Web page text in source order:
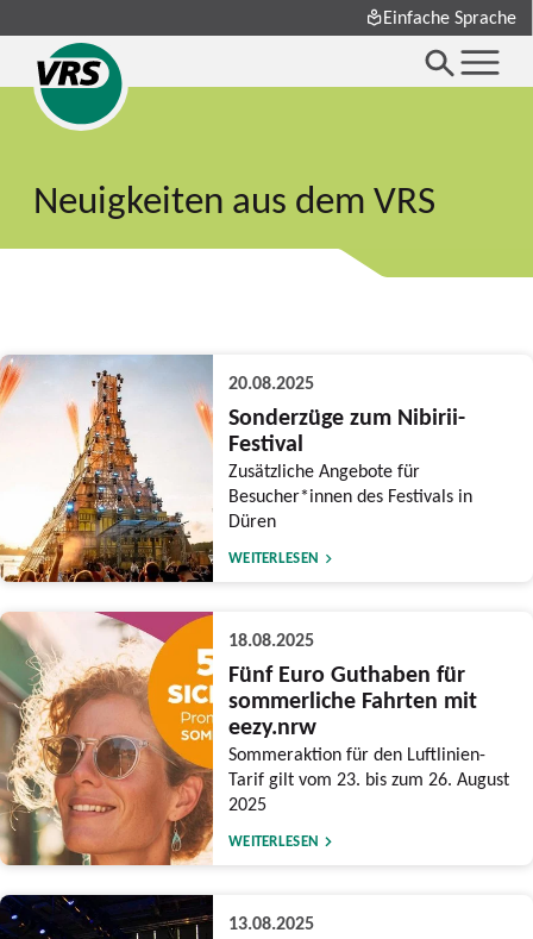
Einfache Sprache
Neuigkeiten aus dem VRS
20.08.2025
Sonderzüge zum Nibirii-
Festival
Zusätzliche Angebote für
Besucher*innen des Festivals in
Düren
WEITERLESEN
18.08.2025
Fünf Euro Guthaben für
sommerliche Fahrten mit
eezy.nrw
Sommeraktion für den Luftlinien-
Tarif gilt vom 23. bis zum 26. August
2025
WEITERLESEN
13.08.2025